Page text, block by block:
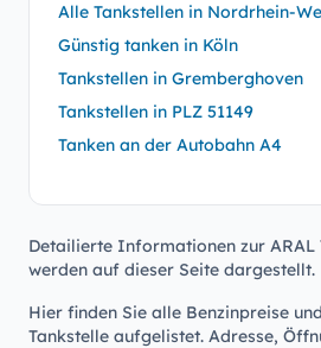
Alle Tankstellen in Nordrhein-
Günstig tanken in Köln
Tankstellen in Gremberghoven
Tankstellen in PLZ 51149
Tanken an der Autobahn A4
Detailierte Informationen zur ARAL
werden auf dieser Seite dargestellt.
Hier finden Sie alle Benzinpreise
Tankstelle aufgelistet. Adresse,